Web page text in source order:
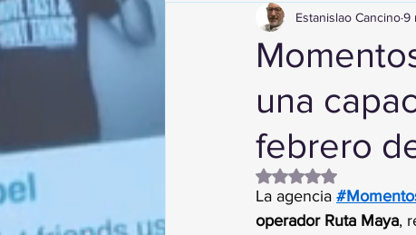
una
febrero
Estanislao Cancino9
Obtuvo NaN de 5
La agencia
operador Ruta Maya,